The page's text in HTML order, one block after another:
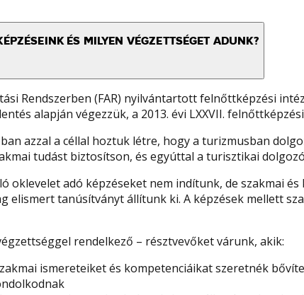
ÉS MILYEN VÉGZETTSÉGET ADUNK?
Rendszerben (FAR) nyilvántartott felnőttképzési
alapján végezzük, a 2013. évi LXXVII.
azzal a céllal hoztuk létre, hogy a turizmusban
tudást biztosítson, és egyúttal a turisztikai
adó képzéseket nem indítunk, de szakmai
elismert tanúsítványt állítunk ki. A képzések mellett
rendelkező – résztvevőket várunk, akik:
ismereteiket és kompetenciáikat szeretnék